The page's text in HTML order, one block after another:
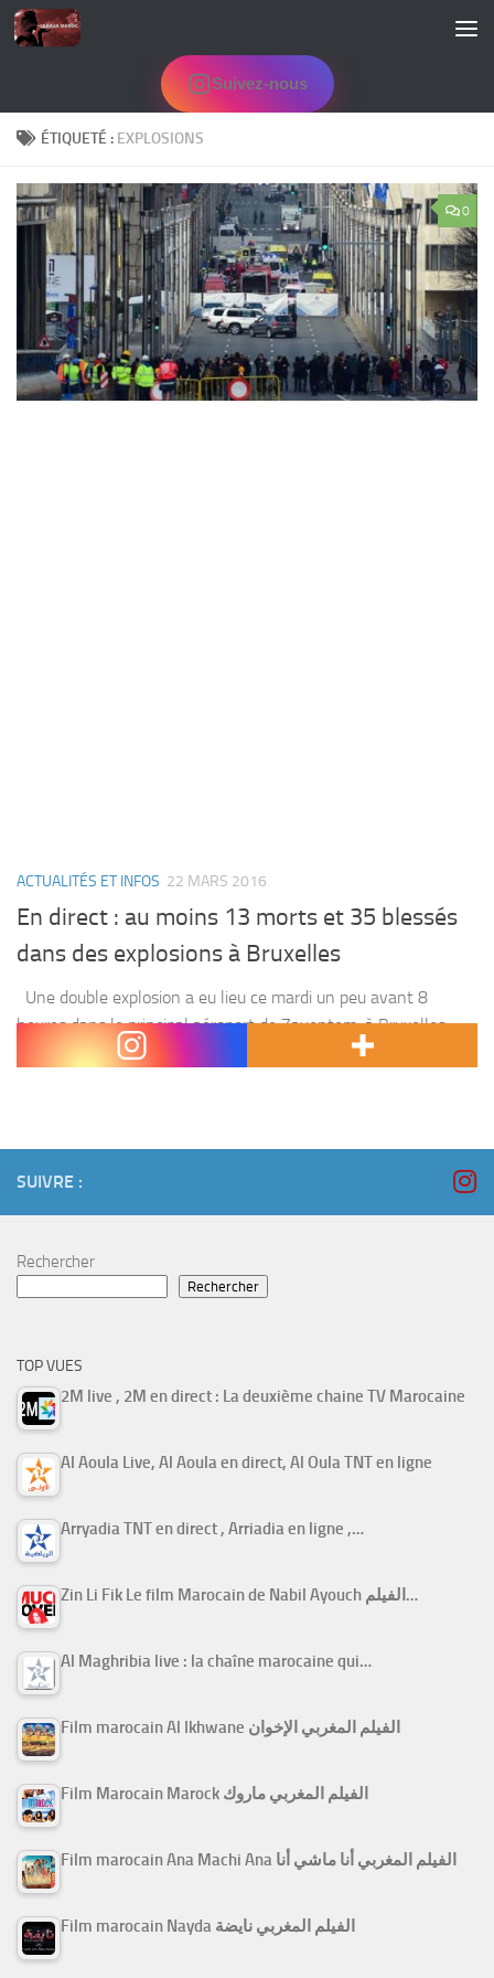
Skip to content
Suivez-nous
ÉTIQUETÉ : EXPLOSIONS
0
ACTUALITÉS ET INFOS 22 MARS 2016
En direct : au moins 13 morts et 35 blessés
dans des explosions à Bruxelles
Une double explosion a eu lieu ce mardi un peu avant 8
heures dans le principal aéroport de Zaventem, à Bruxelles.
Une autre s’est produite au niveau de la station de métro de...
SUIVRE :
Rechercher
Rechercher
TOP VUES
2M live , 2M en direct : La deuxième chaine TV Marocaine
Al Aoula Live, Al Aoula en direct, Al Oula TNT en ligne
Arryadia TNT en direct , Arriadia en ligne ,…
Zin Li Fik Le film Marocain de Nabil Ayouch الفيلم…
Al Maghribia live : la chaîne marocaine qui…
Film marocain Al Ikhwane الفيلم المغربي الإخوان
Film Marocain Marock الفيلم المغربي ماروك
Film marocain Ana Machi Ana الفيلم المغربي أنا ماشي أنا
Film marocain Nayda الفيلم المغربي نايضة